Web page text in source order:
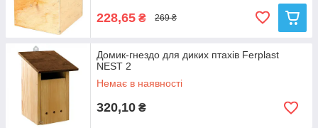
228,65 ₴ 269 ₴
Домик-гнездо для диких птахів Ferplast
NEST 2
Немає в наявності
320,10 ₴